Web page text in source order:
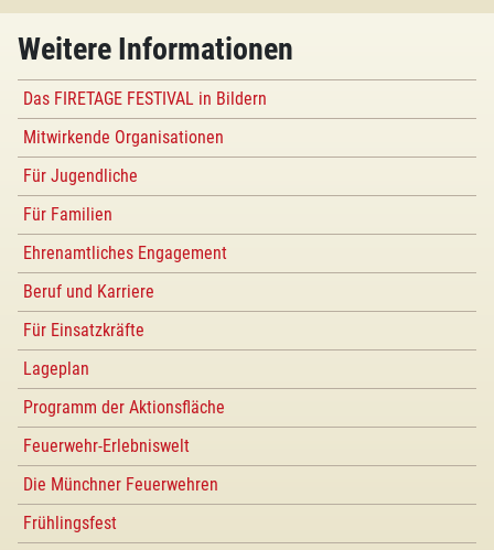
Weitere Informationen
Das FIRETAGE FESTIVAL in Bildern
Mitwirkende Organisationen
Für Jugendliche
Für Familien
Ehrenamtliches Engagement
Beruf und Karriere
Für Einsatzkräfte
Lageplan
Programm der Aktionsfläche
Feuerwehr-Erlebniswelt
Die Münchner Feuerwehren
Frühlingsfest